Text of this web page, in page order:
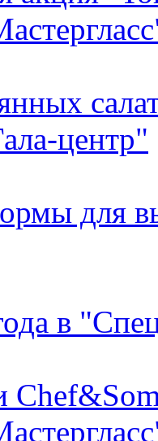
центр"
для
в